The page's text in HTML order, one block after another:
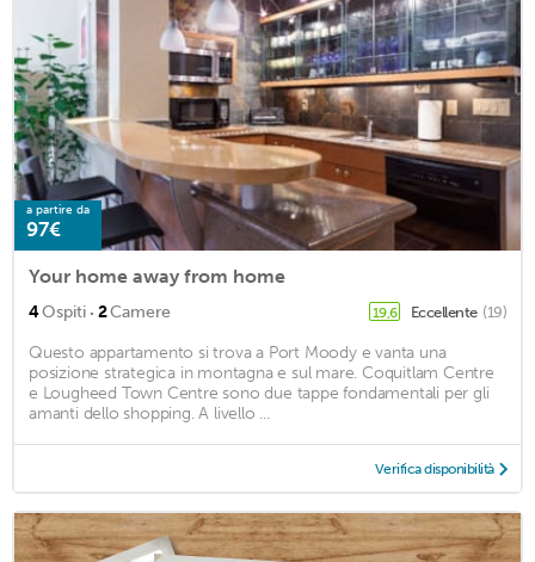
a partire da
97€
Your home away from home
4Ospiti · 2Camere 19,6 Eccellente (19)
Questo appartamento si trova a Port Moody e vanta una
posizione strategica in montagna e sul mare. Coquitlam Centre
e Lougheed Town Centre sono due tappe fondamentali per gli
amanti dello shopping. A livello ...
Verifica disponibilità